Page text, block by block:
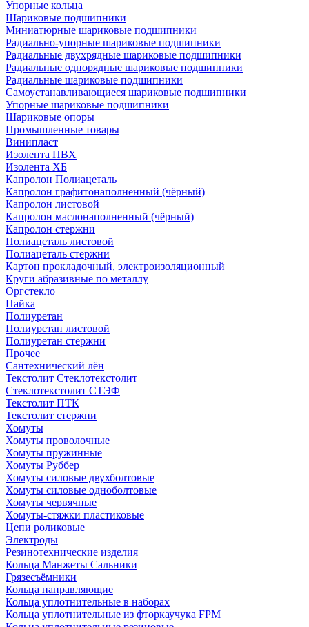
Упорные кольца
Шариковые подшипники
Миниатюрные шариковые подшипники
Радиально-упорные шариковые подшипники
Радиальные двухрядные шариковые подшипники
Радиальные однорядные шариковые подшипники
Радиальные шариковые подшипники
Самоустанавливающиеся шариковые подшипники
Упорные шариковые подшипники
Шариковые опоры
Промышленные товары
Винипласт
Изолента ПВХ
Изолента ХБ
Капролон Полиацеталь
Капролон графитонаполненный (чёрный)
Капролон листовой
Капролон маслонаполненный (чёрный)
Капролон стержни
Полиацеталь листовой
Полиацеталь стержни
Картон прокладочный, электроизоляционный
Круги абразивные по металлу
Оргстекло
Пайка
Полиуретан
Полиуретан листовой
Полиуретан стержни
Прочее
Сантехнический лён
Текстолит Стеклотекстолит
Стеклотекстолит СТЭФ
Текстолит ПТК
Текстолит стержни
Хомуты
Хомуты проволочные
Хомуты пружинные
Хомуты Руббер
Хомуты силовые двухболтовые
Хомуты силовые одноболтовые
Хомуты червячные
Хомуты-стяжки пластиковые
Цепи роликовые
Электроды
Резинотехнические изделия
Кольца Манжеты Сальники
Грязесъёмники
Кольца направляющие
Кольца уплотнительные в наборах
Кольца уплотнительные из фторкаучука FPM